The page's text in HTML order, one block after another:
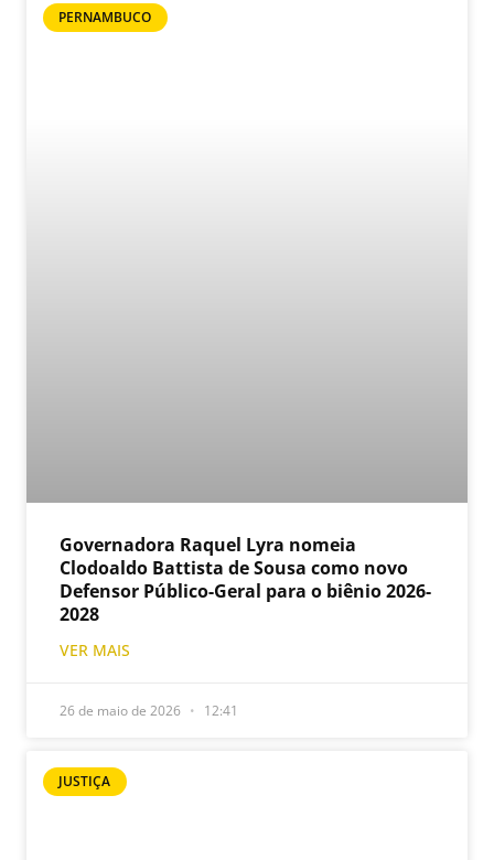
PERNAMBUCO
Governadora Raquel Lyra nomeia
Clodoaldo Battista de Sousa como novo
Defensor Público-Geral para o biênio 2026-
2028
VER MAIS
26 de maio de 2026 12:41
JUSTIÇA